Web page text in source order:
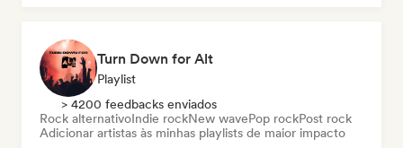
Turn Down for Alt
Playlist
> 4200 feedbacks enviados
Rock alternativoIndie rockNew wavePop rockPost rock
Adicionar artistas às minhas playlists de maior impacto